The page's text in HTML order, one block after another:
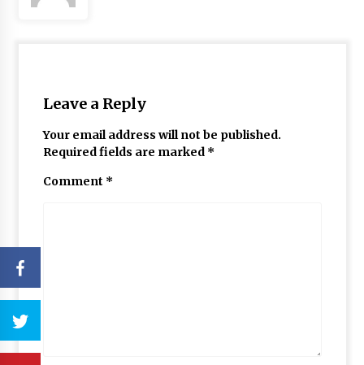
Leave a Reply
Your email address will not be published.
Required fields are marked *
Comment *